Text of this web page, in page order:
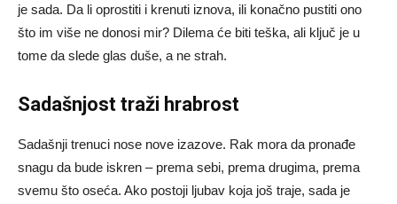
je sada. Da li oprostiti i krenuti iznova, ili konačno pustiti ono
što im više ne donosi mir? Dilema će biti teška, ali ključ je u
tome da slede glas duše, a ne strah.
Sadašnjost traži hrabrost
Sadašnji trenuci nose nove izazove. Rak mora da pronađe
snagu da bude iskren – prema sebi, prema drugima, prema
svemu što oseća. Ako postoji ljubav koja još traje, sada je